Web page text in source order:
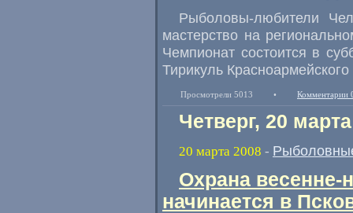
Рыболовы-любители
мастерство на
Чемпионат состоится в
Тирикуль
Просмотрели 5013 • Комментарии
Четверг, 20
20 марта 2008 -
Охрана
начинается в